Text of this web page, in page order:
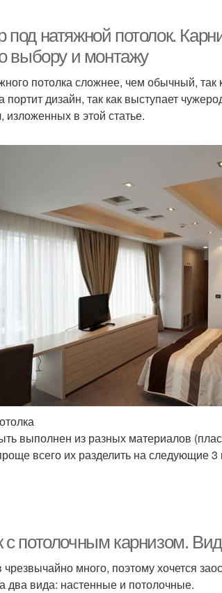
Настенные карнизы
Карнизы для кухни
натяжной потолок.
выбору и монтажу
потолка сложнее, чем обычный,
портит дизайн, так как выступает
изложенных в этой статье.
выполнен из разных материалов
всего их разделить на следующие 3
с потолочным карнизом.
чрезвычайно много, поэтому хочется
два вида: настенные и потолочные.